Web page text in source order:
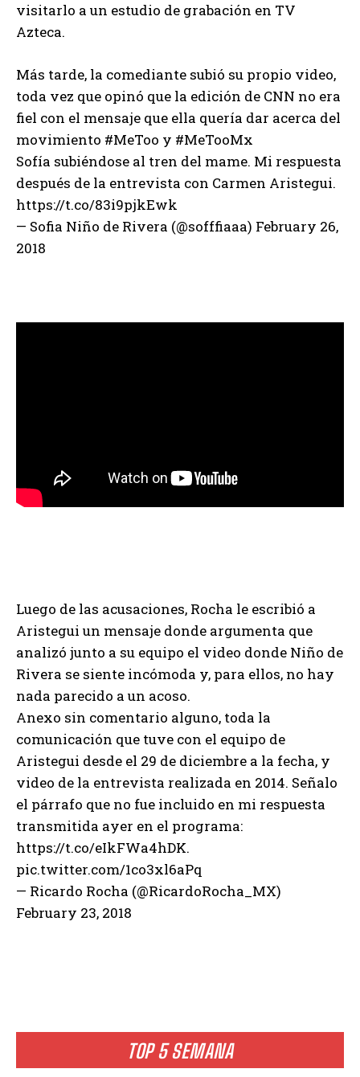
TOP 5 SEMANA
visitarlo a un estudio de grabación en TV
Azteca.
Más tarde, la comediante subió su propio video,
toda vez que opinó que la edición de CNN no era
fiel con el mensaje que ella quería dar acerca del
movimiento #MeToo y #MeTooMx
Sofía subiéndose al tren del mame. Mi respuesta
después de la entrevista con Carmen Aristegui.
https://t.co/83i9pjkEwk
— Sofia Niño de Rivera (@sofffiaaa) February 26,
2018
Luego de las acusaciones, Rocha le escribió a
Aristegui un mensaje donde argumenta que
analizó junto a su equipo el video donde Niño de
Rivera se siente incómoda y, para ellos, no hay
nada parecido a un acoso.
Anexo sin comentario alguno, toda la
comunicación que tuve con el equipo de
Aristegui desde el 29 de diciembre a la fecha, y
video de la entrevista realizada en 2014. Señalo
el párrafo que no fue incluido en mi respuesta
transmitida ayer en el programa:
https://t.co/eIkFWa4hDK.
pic.twitter.com/1co3xl6aPq
— Ricardo Rocha (@RicardoRocha_MX)
February 23, 2018